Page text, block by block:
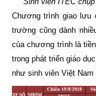
Chương trình giao lưu
trường cũng dành
của chương trình là
trong phát triển giáo
như sinh viên Việt Nam